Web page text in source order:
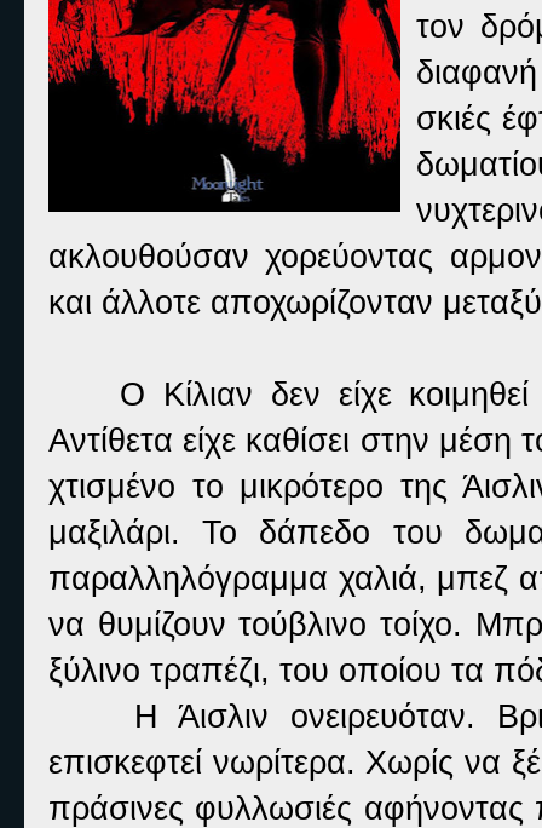
τον
σκιές
ακλουθούσαν χορεύοντας
και άλλοτε αποχωρίζονταν
Ο Κίλιαν δεν είχε
Αντίθετα είχε καθίσει στην
χτισμένο το μικρότερο της
μαξιλάρι. Το δάπεδο του
παραλληλόγραμμα χαλιά, μπεζ
να θυμίζουν τούβλινο τοίχο.
ξύλινο τραπέζι, του οποίου τα
Η Άισλιν ονειρευόταν.
επισκεφτεί νωρίτερα. Χωρίς να
πράσινες φυλλωσιές αφήνοντας